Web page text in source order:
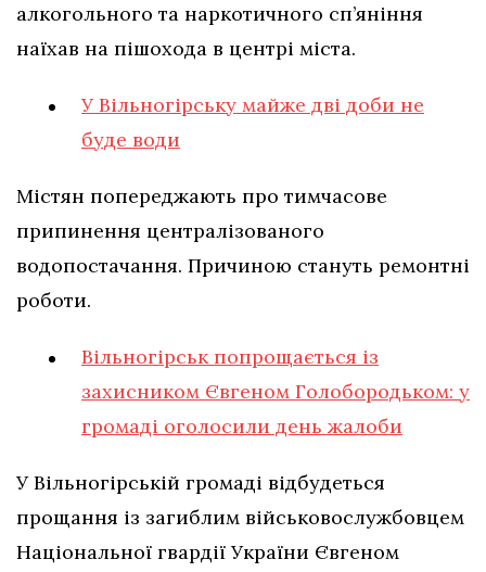
алкогольного та наркотичного сп’яніння
наїхав на пішохода в центрі міста.
У Вільногірську майже дві доби не
буде води
Містян попереджають про тимчасове
припинення централізованого
водопостачання. Причиною стануть ремонтні
роботи.
Вільногірськ попрощається із
захисником Євгеном Голобородьком: у
громаді оголосили день жалоби
У Вільногірській громаді відбудеться
прощання із загиблим військовослужбовцем
Національної гвардії України Євгеном